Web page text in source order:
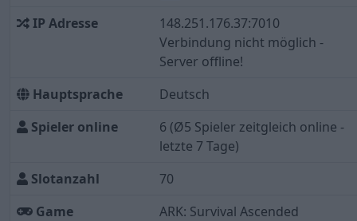
IP Adresse
148.251.176.37:7010
Verbindung nicht möglich -
Server offline!
Hauptsprache
Deutsch
Spieler online
6 (Ø5 Spieler zeitgleich online -
letzte 7 Tage)
Slotanzahl
70
Game
ARK: Survival Ascended